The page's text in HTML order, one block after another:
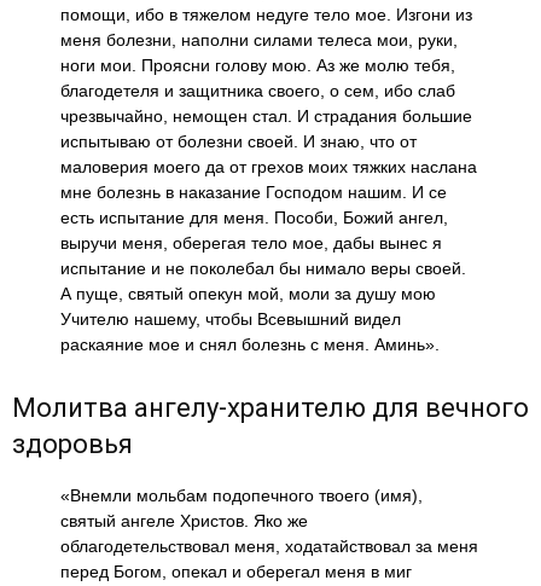
помощи, ибо в тяжелом недуге тело мое. Изгони из
меня болезни, наполни силами телеса мои, руки,
ноги мои. Проясни голову мою. Аз же молю тебя,
благодетеля и защитника своего, о сем, ибо слаб
чрезвычайно, немощен стал. И страдания большие
испытываю от болезни своей. И знаю, что от
маловерия моего да от грехов моих тяжких наслана
мне болезнь в наказание Господом нашим. И се
есть испытание для меня. Пособи, Божий ангел,
выручи меня, оберегая тело мое, дабы вынес я
испытание и не поколебал бы нимало веры своей.
А пуще, святый опекун мой, моли за душу мою
Учителю нашему, чтобы Всевышний видел
раскаяние мое и снял болезнь с меня. Аминь».
Молитва ангелу-хранителю для вечного
здоровья
«Внемли мольбам подопечного твоего (имя),
святый ангеле Христов. Яко же
облагодетельствовал меня, ходатайствовал за меня
перед Богом, опекал и оберегал меня в миг